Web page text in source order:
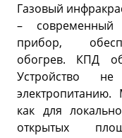
Газовый
– современный
прибор,
обогрев. КПД
Устройство
как для
открытых